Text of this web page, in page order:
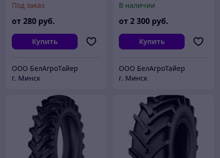
Под заказ
от280 руб.
Купить
ООО БелАгроТайер
г. Минск
В наличии
от2 300 руб.
Купить
ООО БелАгроТайер
г. Минск